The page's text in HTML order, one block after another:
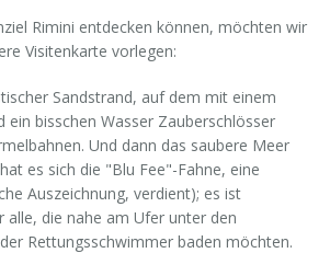
Rimini entdecken können, möchten wir
Visitenkarte vorlegen:
Sandstrand, auf dem mit einem
ein bisschen Wasser Zauberschlösser
Und dann das saubere Meer
es sich die "Blu Fee"-Fahne, eine
Auszeichnung, verdient); es ist
alle, die nahe am Ufer unter den
Rettungsschwimmer baden möchten.